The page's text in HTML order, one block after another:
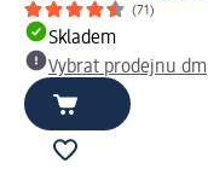
(71)
Skladem
Vybrat prodejnu dm